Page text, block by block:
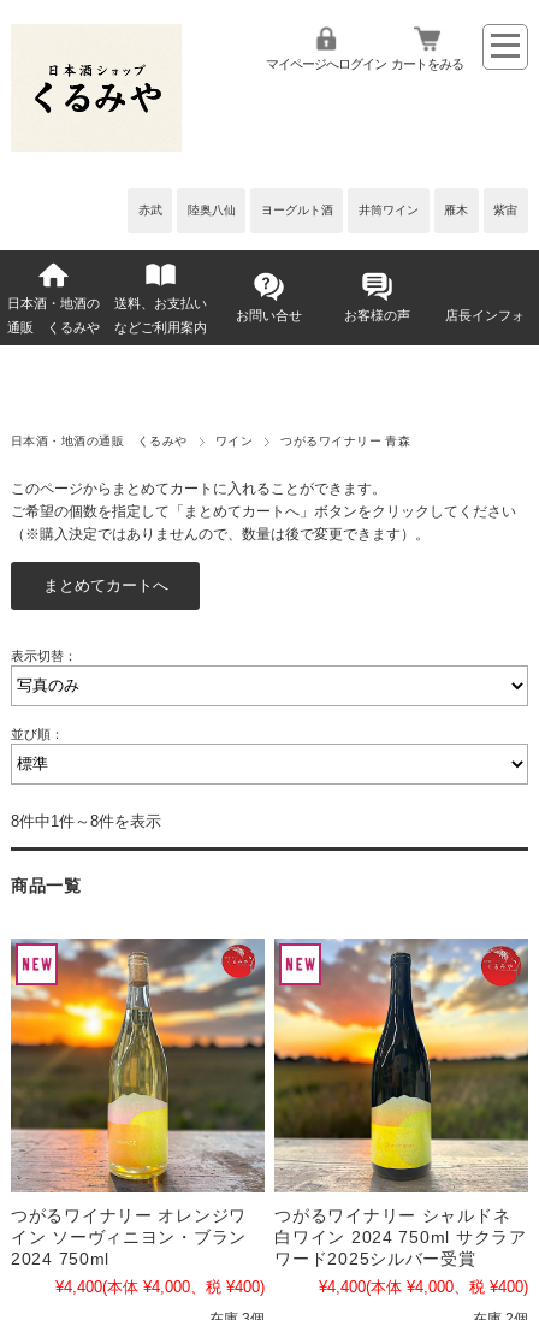
赤武 陸奥八仙 ヨーグルト酒 井筒ワイン 雁木 紫宙
マイページへログイン カートをみる
日本酒・地酒の
通販 くるみや
送料、お支払い
などご利用案内
お問い合せ お客様の声 店長インフォ
日本酒・地酒の通販 くるみや ワイン つがるワイナリー 青森
このページからまとめてカートに入れることができます。
ご希望の個数を指定して「まとめてカートへ」ボタンをクリックしてください
（※購入決定ではありませんので、数量は後で変更できます）。
表示切替：
並び順：
8件中1件～8件を表示
商品一覧
つがるワイナリー オレンジワ
イン ソーヴィニヨン・ブラン
2024 750ml
¥4,400(本体 ¥4,000、税 ¥400)
つがるワイナリー シャルドネ
白ワイン 2024 750ml サクラア
ワード2025シルバー受賞
¥4,400(本体 ¥4,000、税 ¥400)